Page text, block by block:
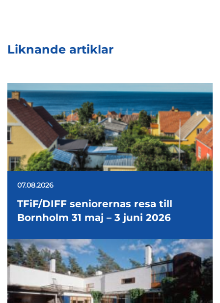
Liknande artiklar
07.08.2026
TFiF/DIFF seniorernas resa till
Bornholm 31 maj – 3 juni 2026